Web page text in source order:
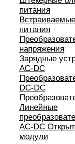
питания
питания
напряжения
Зарядные
AC-DC
DC-DC
Линейные
AC-DC
модули